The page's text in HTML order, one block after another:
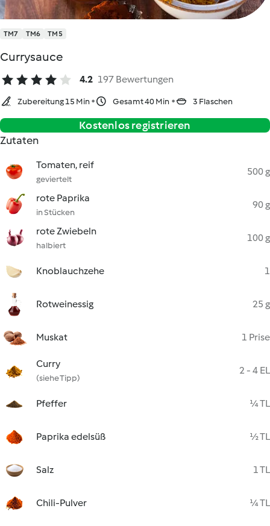
TM7 TM6 TM5
Currysauce
4.2 197 Bewertungen
Zubereitung 15 Min Gesamt 40 Min 3 Flaschen
Kostenlos registrieren
Zutaten
Tomaten, reif
geviertelt
500 g
rote Paprika
in Stücken
90 g
rote Zwiebeln
halbiert
100 g
Knoblauchzehe 1
Rotweinessig 25 g
Muskat 1 Prise
Curry
(siehe Tipp)
2 - 4 EL
Pfeffer ¼ TL
Paprika edelsüß ½ TL
Salz 1 TL
Chili-Pulver ¼ TL